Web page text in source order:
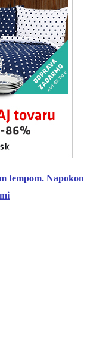
tempom. Napokon